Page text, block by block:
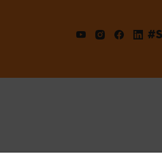
STIHL FAQ